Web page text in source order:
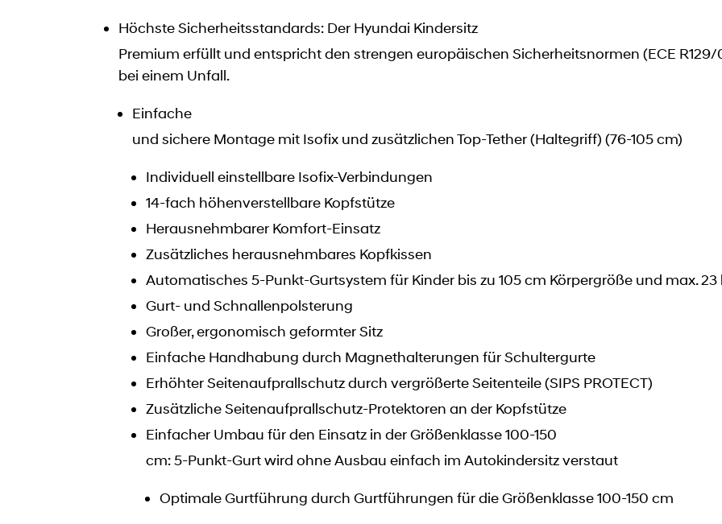
Höchste Sicherheitsstandards: Der Hyundai Kindersitz
Premium erfüllt und entspricht den strengen europäischen Sicherheitsnormen (ECE
bei einem Unfall.
Einfache
und sichere Montage mit Isofix und zusätzlichen Top-Tether (Haltegriff) (76-105 cm)
Individuell einstellbare Isofix-Verbindungen
14-fach höhenverstellbare Kopfstütze
Herausnehmbarer Komfort-Einsatz
Zusätzliches herausnehmbares Kopfkissen
Automatisches 5-Punkt-Gurtsystem für Kinder bis zu 105 cm Körpergröße und max.
Gurt- und Schnallenpolsterung
Großer, ergonomisch geformter Sitz
Einfache Handhabung durch Magnethalterungen für Schultergurte
Erhöhter Seitenaufprallschutz durch vergrößerte Seitenteile (SIPS PROTECT)
Zusätzliche Seitenaufprallschutz-Protektoren an der Kopfstütze
Einfacher Umbau für den Einsatz in der Größenklasse 100-150
cm: 5-Punkt-Gurt wird ohne Ausbau einfach im Autokindersitz verstaut
Optimale Gurtführung durch Gurtführungen für die Größenklasse 100-150 cm